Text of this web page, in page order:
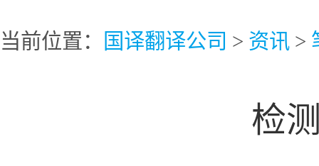
当前位置： 国译翻译公司 > 资讯 >
检